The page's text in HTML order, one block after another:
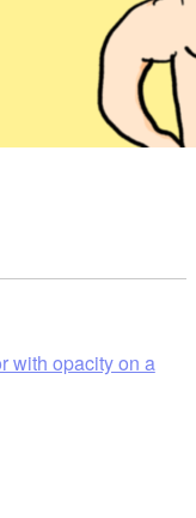
with opacity on a